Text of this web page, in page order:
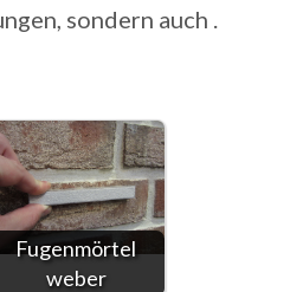
sondern auch .
Fugenmörtel
weber